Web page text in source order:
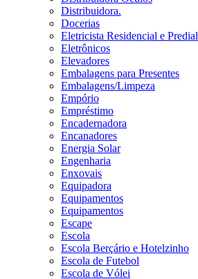
Distribuidora.
Docerias
Eletricista Residencial e Predial
Eletrônicos
Elevadores
Embalagens para Presentes
Embalagens/Limpeza
Empório
Empréstimo
Encadernadora
Encanadores
Energia Solar
Engenharia
Enxovais
Equipadora
Equipamentos
Equipamentos
Escape
Escola
Escola Berçário e Hotelzinho
Escola de Futebol
Escola de Vólei